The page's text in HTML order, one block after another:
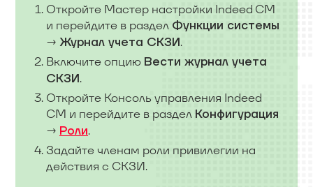
Откройте Мастер настройки Indeed CM
и перейдите в раздел Функции системы
→ Журнал учета СКЗИ.
Включите опцию Вести журнал учета
СКЗИ.
Откройте Консоль управления Indeed
CM и перейдите в раздел Конфигурация
→ Роли.
Задайте членам роли привилегии на
действия с СКЗИ.